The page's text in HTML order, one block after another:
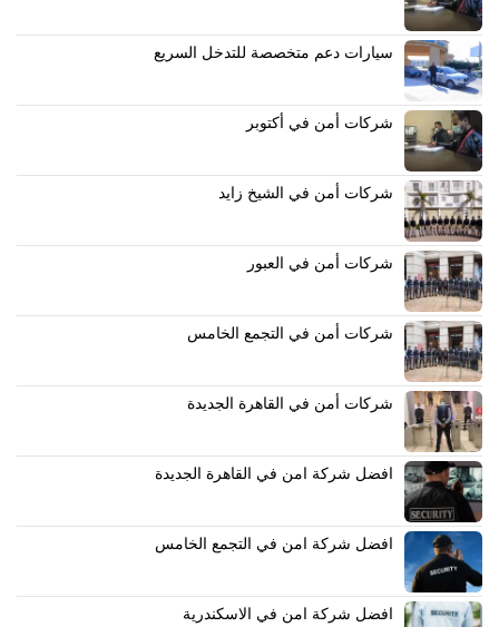
سيارات دعم متخصصة للتدخل السريع
شركات أمن في أكتوبر
شركات أمن في الشيخ زايد
شركات أمن في العبور
شركات أمن في التجمع الخامس
شركات أمن في القاهرة الجديدة
افضل شركة امن في القاهرة الجديدة
افضل شركة امن في التجمع الخامس
افضل شركة امن في الاسكندرية